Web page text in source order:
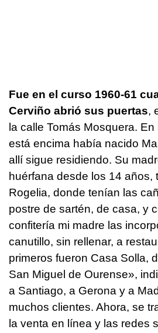
Fue en el curso 1960-61
Cerviño abrió sus puertas,
la calle Tomás Mosquera.
está encima había nacido
allí sigue residiendo. Su
huérfana desde los 14 años,
Rogelia, donde tenían las
postre de sartén, de casa, y
confitería mi madre las
canutillo, sin rellenar, a
primeros fueron Casa Solla,
San Miguel de Ourense»,
a Santiago, a Gerona y a
muchos clientes. Ahora, se
la venta en línea y las redes